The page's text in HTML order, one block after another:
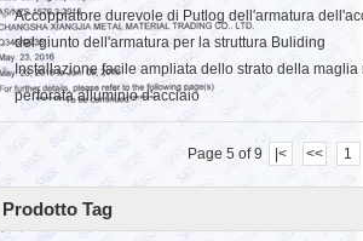
Accoppiatore durevole di Putlog dell'armatura
del giunto dell'armatura per la struttura Buliding
Installazione facile ampliata dello strato della maglia
perforata alluminio d'acciaio
Page 5 of 9 |< << 1
Prodotto Tag